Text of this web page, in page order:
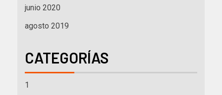
junio 2020
agosto 2019
CATEGORÍAS
1